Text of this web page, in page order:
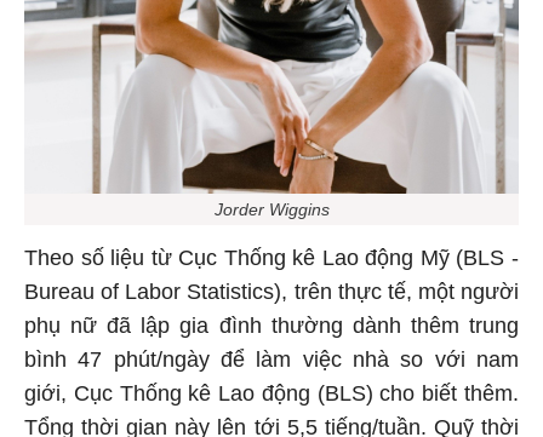
Jorder Wiggins
Theo số liệu từ Cục Thống kê Lao động Mỹ (BLS -
Bureau of Labor Statistics), trên thực tế, một người
phụ nữ đã lập gia đình thường dành thêm trung
bình 47 phút/ngày để làm việc nhà so với nam
giới, Cục Thống kê Lao động (BLS) cho biết thêm.
Tổng thời gian này lên tới 5,5 tiếng/tuần. Quỹ thời